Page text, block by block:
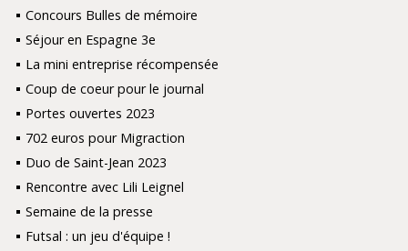
Concours Bulles de mémoire
Séjour en Espagne 3e
La mini entreprise récompensée
Coup de coeur pour le journal
Portes ouvertes 2023
702 euros pour Migraction
Duo de Saint-Jean 2023
Rencontre avec Lili Leignel
Semaine de la presse
Futsal : un jeu d'équipe !